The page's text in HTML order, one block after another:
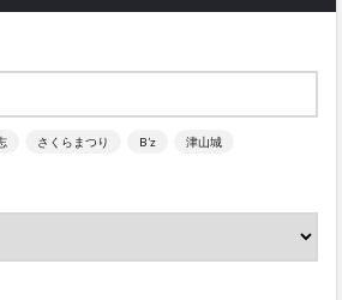
さくらまつり B’z 津山城